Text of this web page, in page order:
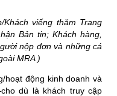
viếng thăm Trang
Bản tin; Khách hàng,
nộp đơn và những cá
MRA )
hoạt động kinh doanh và
dù là khách truy cập